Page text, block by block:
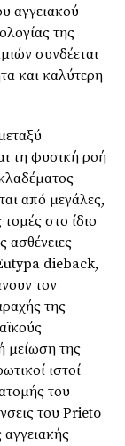
αγγειακού
της
συνδέεται
και καλύτερη
τη φυσική ροή
από μεγάλες,
στο ίδιο
ασθένειες
dieback,
τον
της
μείωση της
ιστοί
του
του Prieto